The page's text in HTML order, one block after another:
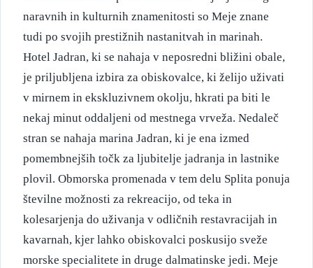
naravnih in kulturnih znamenitosti so Meje znane
tudi po svojih prestižnih nastanitvah in marinah.
Hotel Jadran, ki se nahaja v neposredni bližini obale,
je priljubljena izbira za obiskovalce, ki želijo uživati
v mirnem in ekskluzivnem okolju, hkrati pa biti le
nekaj minut oddaljeni od mestnega vrveža. Nedaleč
stran se nahaja marina Jadran, ki je ena izmed
pomembnejših točk za ljubitelje jadranja in lastnike
plovil. Obmorska promenada v tem delu Splita ponuja
številne možnosti za rekreacijo, od teka in
kolesarjenja do uživanja v odličnih restavracijah in
kavarnah, kjer lahko obiskovalci poskusijo sveže
morske specialitete in druge dalmatinske jedi. Meje